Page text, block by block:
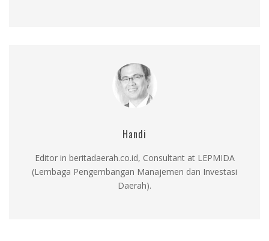
Handi
Editor in beritadaerah.co.id, Consultant at LEPMIDA
(Lembaga Pengembangan Manajemen dan Investasi
Daerah).